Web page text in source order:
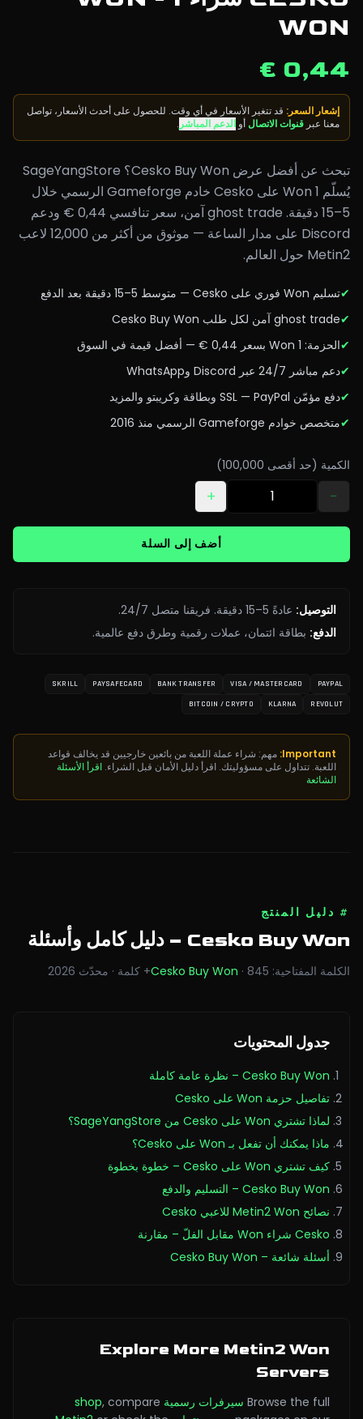
WON
0,44 €
إشعار السعر: قد تتغير الأسعار في أي وقت. للحصول على أحدث الأسعار، تواصل
معنا عبر قنوات الاتصالأو الدعم المباشر .
تبحث عن أفضل عرض Cesko Buy Won؟ SageYangStore
يُسلّم 1 Won على Cesko خادم Gameforge الرسمي خلال
5–15 دقيقة. ghost trade آمن، سعر تنافسي 0,44 € ودعم
Discord على مدار الساعة — موثوق من أكثر من 12,000 لاعب
Metin2 حول العالم.
✔تسليم Won فوري على Cesko — متوسط 5–15 دقيقة بعد الدفع
✔ghost trade آمن لكل طلب Cesko Buy Won
✔الحزمة: 1 Won بسعر 0,44 € — أفضل قيمة في السوق
✔دعم مباشر 24/7 عبر Discord وWhatsApp
✔دفع مؤمّن SSL — PayPal وبطاقة وكريبتو والمزيد
✔متخصص خوادم Gameforge الرسمي منذ 2016
الكمية (حد أقصى 100,000)
−
+
أضف إلى السلة
التوصيل: عادةً 5–15 دقيقة. فريقنا متصل 24/7.
الدفع: بطاقة ائتمان، عملات رقمية وطرق دفع عالمية.
PAYPAL
VISA / MASTERCARD
BANK TRANSFER
PAYSAFECARD
SKRILL
REVOLUT
KLARNA
BITCOIN / CRYPTO
Important: مهم: شراء عملة اللعبة من بائعين خارجيين قد يخالف قواعد
اللعبة. تتداول على مسؤوليتك. اقرأ دليل الأمان قبل الشراء. اقرأ الأسئلة
الشائعة
# دليل المنتج
Cesko Buy Won – دليل كامل وأسئلة
الكلمة المفتاحية:
Cesko Buy Won · 845
+ كلمة · محدّث 2026
جدول المحتويات
Cesko Buy Won – نظرة عامة كاملة
تفاصيل حزمة Won على Cesko
لماذا تشتري Won على Cesko من SageYangStore؟
ماذا يمكنك أن تفعل بـ Won على Cesko؟
كيف تشتري Won على Cesko – خطوة بخطوة
Cesko Buy Won – التسليم والدفع
نصائح Metin2 Won للاعبي Cesko
Cesko شراء Won مقابل الفلّ – مقارنة
أسئلة شائعة – Cesko Buy Won
Explore More Metin2 Won
Servers
Browse the full سيرفرات رسمية shop, compare